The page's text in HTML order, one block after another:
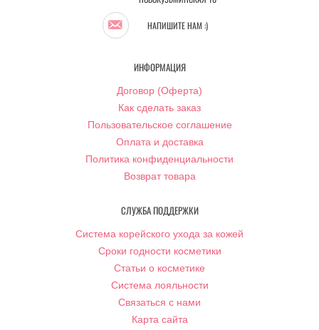
НАПИШИТЕ НАМ :)
ИНФОРМАЦИЯ
Договор (Оферта)
Как сделать заказ
Пользовательское соглашение
Оплата и доставка
Политика конфиденциальности
Возврат товара
СЛУЖБА ПОДДЕРЖКИ
Система корейского ухода за кожей
Сроки годности косметики
Статьи о косметике
Система лояльности
Связаться с нами
Карта сайта